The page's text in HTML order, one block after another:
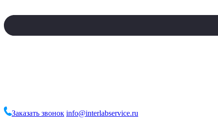
Заказать звонок info@interlabservice.ru